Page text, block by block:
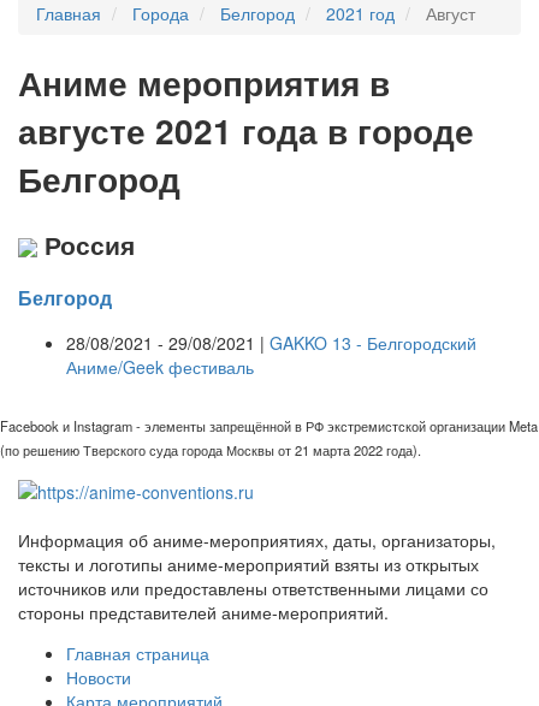
Главная Города Белгород 2021 год Август
Аниме мероприятия в
августе 2021 года в городе
Белгород
Россия
Белгород
28/08/2021 - 29/08/2021 | GAKKO 13 - Белгородский
Аниме/Geek фестиваль
Facebook и Instagram - элементы запрещённой в РФ экстремистской организации Meta
(по решению Тверского суда города Москвы от 21 марта 2022 года).
Информация об аниме-мероприятиях, даты, организаторы,
тексты и логотипы аниме-мероприятий взяты из открытых
источников или предоставлены ответственными лицами со
стороны представителей аниме-мероприятий.
Главная страница
Новости